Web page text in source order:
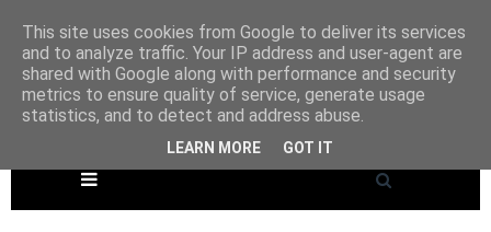
This site uses cookies from Google to deliver its services
and to analyze traffic. Your IP address and user-agent are
shared with Google along with performance and security
metrics to ensure quality of service, generate usage
statistics, and to detect and address abuse.
LEARN MORE GOT IT